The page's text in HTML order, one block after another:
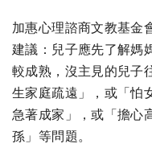
加惠心理諮商文教基金
建議：兒子應先了解媽
較成熟，沒主見的兒子
生家庭疏遠」，或「怕
急著成家」，或「擔心
孫」等問題。